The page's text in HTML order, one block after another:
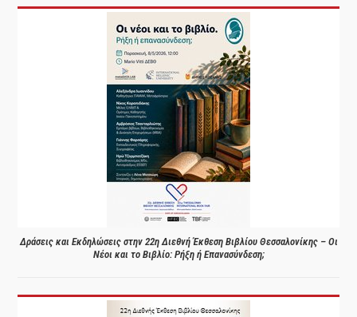
Δράσεις και Εκδηλώσεις στην 22η Διεθνή Έκθεση Βιβλίου Θεσσαλονίκης – Οι
Νέοι και το Βιβλίο: Ρήξη ή Επανασύνδεση;